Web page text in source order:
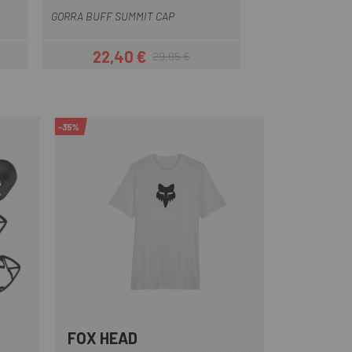
GORRA BUFF SUMMIT CAP
Precio
22,40 €Precio regular
29,95 €
-35%
FOX HEAD